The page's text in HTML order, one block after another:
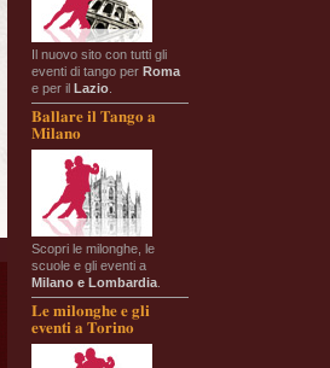
Il nuovo sito con tutti gli
eventi di tango per Roma
e per il Lazio
Ballare il Tango a
Milano
Scopri le milonghe, le
scuole e gli eventi a
Milano e Lombardia
Le milonghe e gli
eventi a Torino